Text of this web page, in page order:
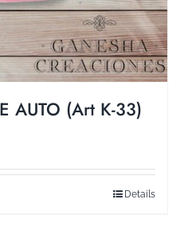
AUTO (Art K-33)
Details